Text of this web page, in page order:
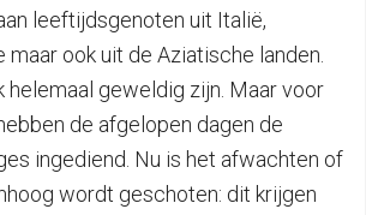
leeftijdsgenoten uit Italië,
maar ook uit de Aziatische landen.
helemaal geweldig zijn. Maar voor
de afgelopen dagen de
ingediend. Nu is het afwachten of
wordt geschoten: dit krijgen